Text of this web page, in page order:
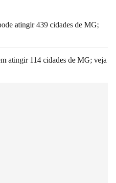
atingir 439 cidades de MG;
atingir 114 cidades de MG; veja